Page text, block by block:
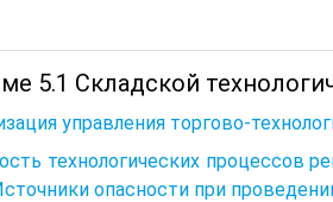
5.1 Складской
управления торгово-
технологических процессов
опасности при